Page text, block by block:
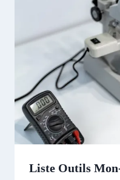
Liste Outils